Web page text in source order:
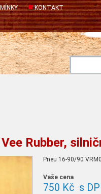
KONTAKT
Rubber,
Pneu 16-90/90
Vaše cena
750 Kč s